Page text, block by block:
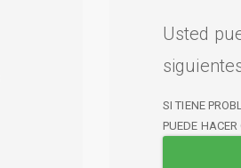
Usted
SI TIENE
PUEDE